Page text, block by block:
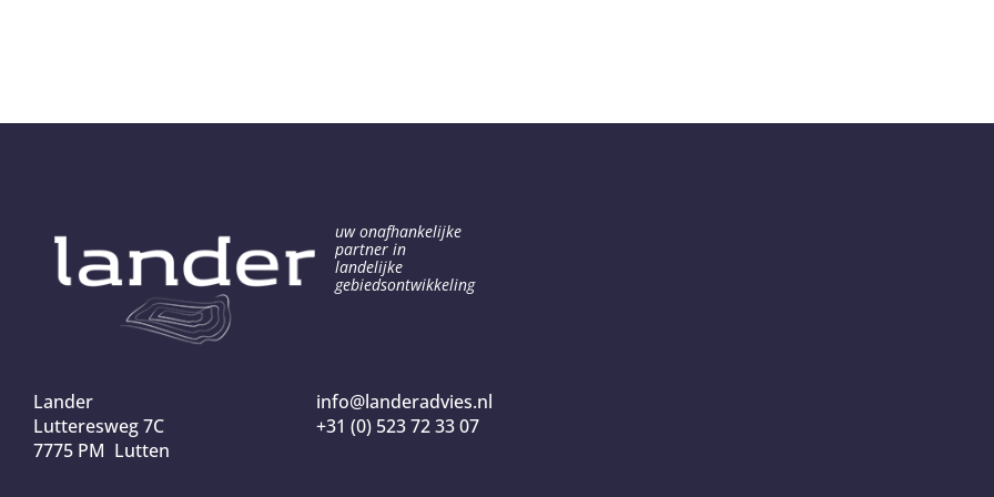
uw onafhankelijke
partner in
landelijke
gebiedsontwikkeling
Lander
Lutteresweg 7C
7775 PM Lutten
info@landeradvies.nl
+31 (0) 523 72 33 07